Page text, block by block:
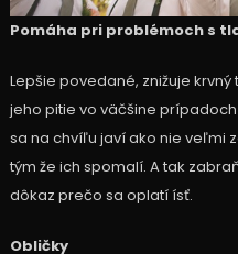
Pomáha pri problémoch s
Lepšie povedané, znižuje
jeho pitie vo väčšine
sa na chvíľu javí ako nie veľmi
tým že ich spomalí. A tak
dôkaz prečo sa oplatí ísť.
Obličky